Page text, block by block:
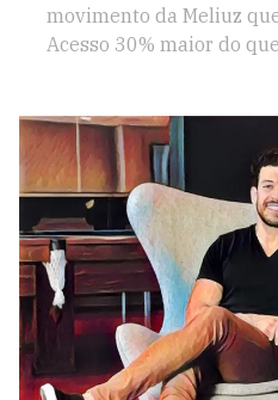
movimento da Meliuz
Acesso 30% maior do